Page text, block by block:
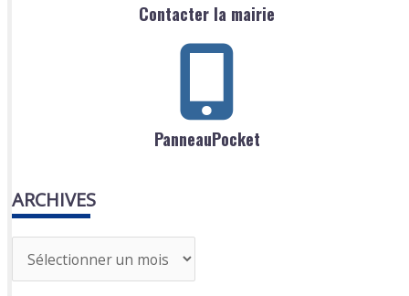
Contacter la mairie
PanneauPocket
ARCHIVES
r